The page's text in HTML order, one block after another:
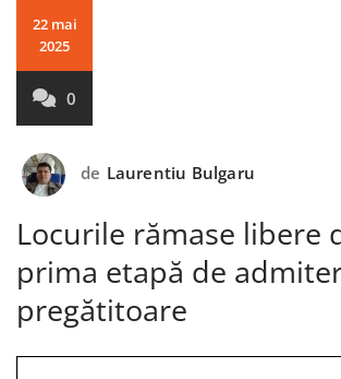
22 mai
2025
0
de Laurentiu Bulgaru
Locurile rămase libere
prima etapă de
pregătitoare